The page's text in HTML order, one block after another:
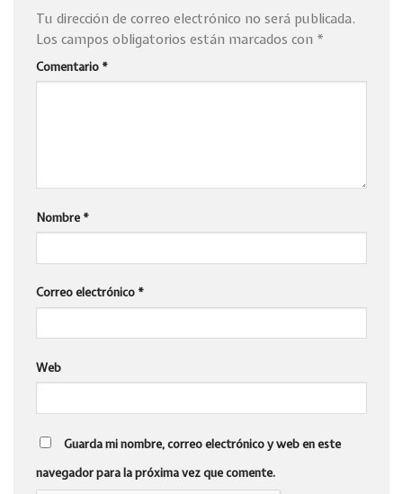
Tu dirección de correo electrónico no será publicada.
Los campos obligatorios están marcados con *
Comentario *
Nombre *
Correo electrónico *
Web
Guarda mi nombre, correo electrónico y web en este
navegador para la próxima vez que comente.